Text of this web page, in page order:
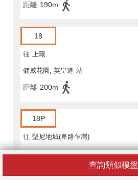
查詢類似樓盤
距離 190m
18
往 上環
健威花園, 英皇道 站
距離 200m
18P
往 堅尼地城(卑路乍灣)
健威花園, 英皇道 站